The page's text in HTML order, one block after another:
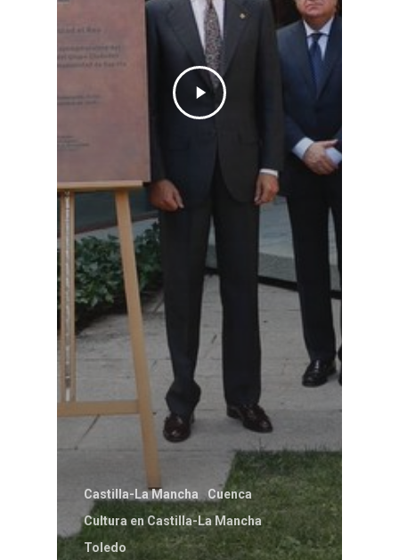
Castilla-La Mancha
Cuenca
Cultura en Castilla-La Mancha
Toledo
Castilla-La